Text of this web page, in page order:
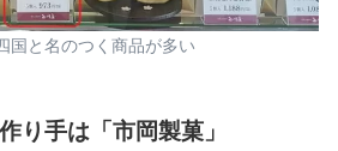
国と名のつく商品が多い
り手は「市岡製菓」